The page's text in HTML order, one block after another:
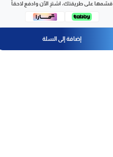
قسّمها على طريقتك، اشترِ الآن وادفع لاحقاً
إضافة إلى السلة